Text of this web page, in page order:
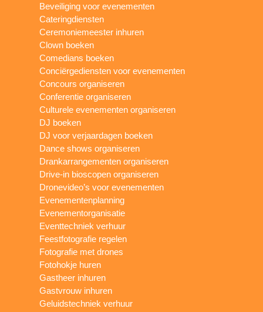
Beveiliging voor evenementen
Cateringdiensten
Ceremoniemeester inhuren
Clown boeken
Comedians boeken
Conciërgediensten voor evenementen
Concours organiseren
Conferentie organiseren
Culturele evenementen organiseren
DJ boeken
DJ voor verjaardagen boeken
Dance shows organiseren
Drankarrangementen organiseren
Drive-in bioscopen organiseren
Dronevideo’s voor evenementen
Evenementenplanning
Evenementorganisatie
Eventtechniek verhuur
Feestfotografie regelen
Fotografie met drones
Fotohokje huren
Gastheer inhuren
Gastvrouw inhuren
Geluidstechniek verhuur